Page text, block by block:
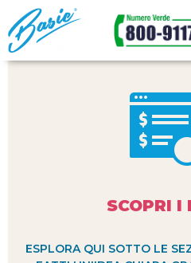
SCOPRI I
ESPLORA QUI SOTTO LE